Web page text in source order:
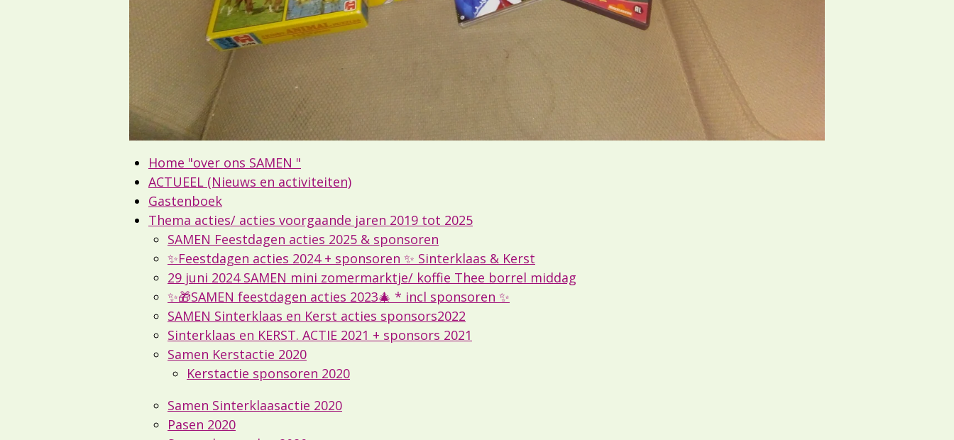
Home "over ons SAMEN "
ACTUEEL (Nieuws en activiteiten)
Gastenboek
Thema acties/ acties voorgaande jaren 2019 tot 2025
SAMEN Feestdagen acties 2025 & sponsoren
✨Feestdagen acties 2024 + sponsoren ✨ Sinterklaas & Kerst
29 juni 2024 SAMEN mini zomermarktje/ koffie Thee borrel middag
✨🎁SAMEN feestdagen acties 2023🎄 * incl sponsoren ✨
SAMEN Sinterklaas en Kerst acties sponsors2022
Sinterklaas en KERST. ACTIE 2021 + sponsors 2021
Samen Kerstactie 2020
Kerstactie sponsoren 2020
Samen Sinterklaasactie 2020
Pasen 2020